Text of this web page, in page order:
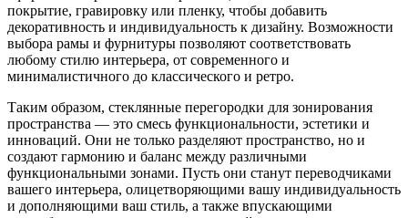
покрытие, гравировку или пленку, чтобы добавить
декоративность и индивидуальность к дизайну. Возможности
выбора рамы и фурнитуры позволяют соответствовать
любому стилю интерьера, от современного и
минималистичного до классического и ретро.
Таким образом, стеклянные перегородки для зонирования
пространства — это смесь функциональности, эстетики и
инноваций. Они не только разделяют пространство, но и
создают гармонию и баланс между различными
функциональными зонами. Пусть они станут переводчиками
вашего интерьера, олицетворяющими вашу индивидуальность
и дополняющими ваш стиль, а также впускающими